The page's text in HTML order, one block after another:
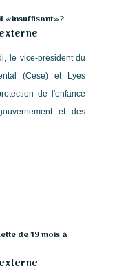
«insuffisant»?
le vice-président du
(Cese) et Lyes
de l'enfance
et des
de 19 mois à